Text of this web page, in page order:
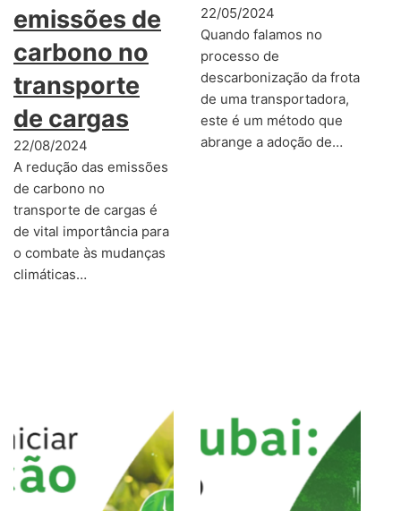
emissões de
carbono no
transporte
de cargas
22/08/2024
A redução das emissões
de carbono no
transporte de cargas é
de vital importância para
o combate às mudanças
climáticas…
22/05/2024
Quando falamos no
processo de
descarbonização da frota
de uma transportadora,
este é um método que
abrange a adoção de…